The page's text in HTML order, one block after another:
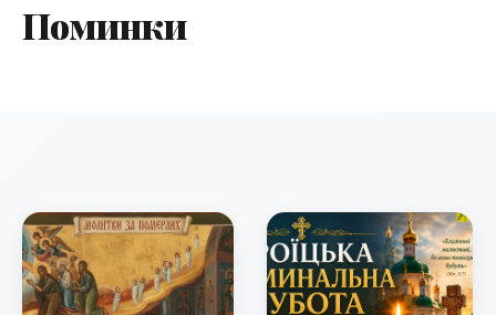
Поминки